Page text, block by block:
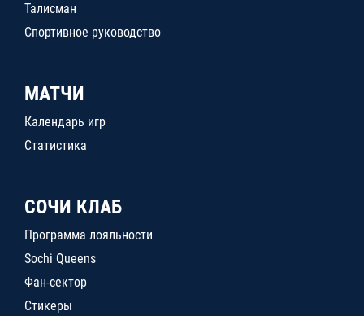
Талисман
Спортивное руководство
МАТЧИ
Календарь игр
Статистика
СОЧИ КЛАБ
Программа лояльности
Sochi Queens
Фан-сектор
Стикеры